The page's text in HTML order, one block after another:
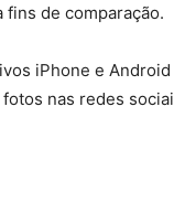
fins de comparação.
iPhone e
nas redes